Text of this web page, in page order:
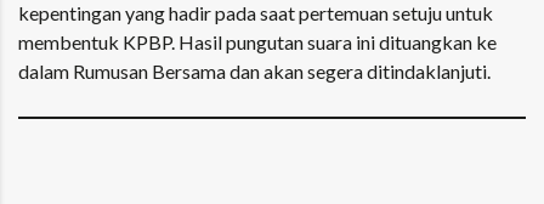
kepentingan yang hadir pada saat pertemuan setuju untuk
membentuk KPBP. Hasil pungutan suara ini dituangkan ke
dalam Rumusan Bersama dan akan segera ditindaklanjuti.